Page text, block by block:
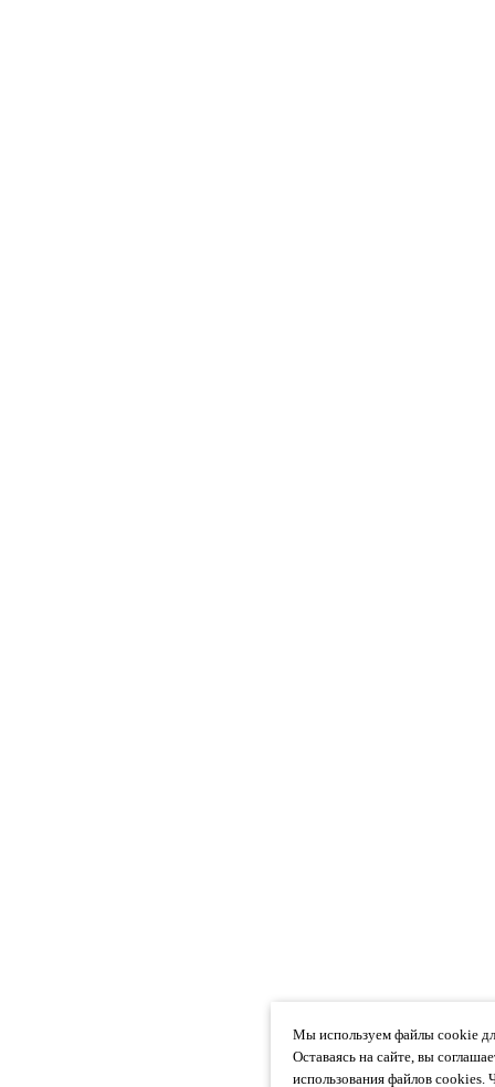
Мы используем файлы cookie
Оставаясь на сайте, вы
использования файлов cookies.